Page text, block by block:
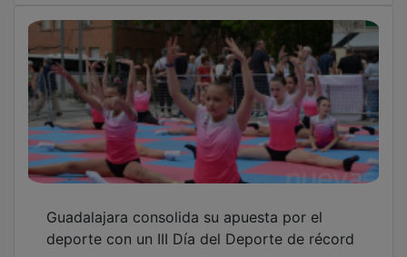
Guadalajara consolida su apuesta por el
deporte con un III Día del Deporte de récord